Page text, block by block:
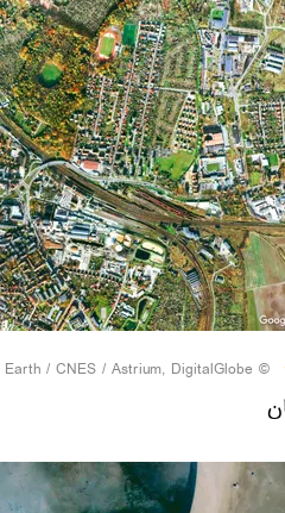
© Photo /
/ CNES / Astrium, DigitalGlobe